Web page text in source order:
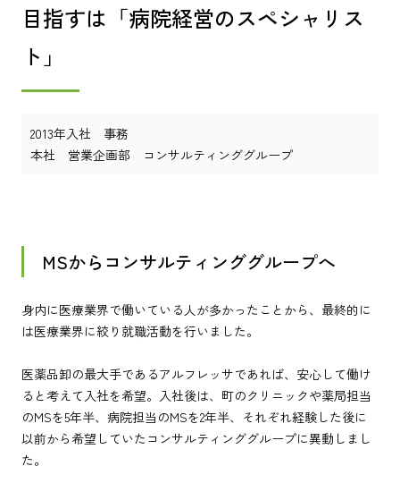
目指すは「病院経営のスペシャリス
ト」
2013年入社 事務
本社 営業企画部 コンサルティンググループ
MSからコンサルティンググループへ
身内に医療業界で働いている人が多かったことから、最終的に
は医療業界に絞り就職活動を行いました。
医薬品卸の最大手であるアルフレッサであれば、安心して働け
ると考えて入社を希望。入社後は、町のクリニックや薬局担当
のMSを5年半、病院担当のMSを2年半、それぞれ経験した後に
以前から希望していたコンサルティンググループに異動しまし
た。